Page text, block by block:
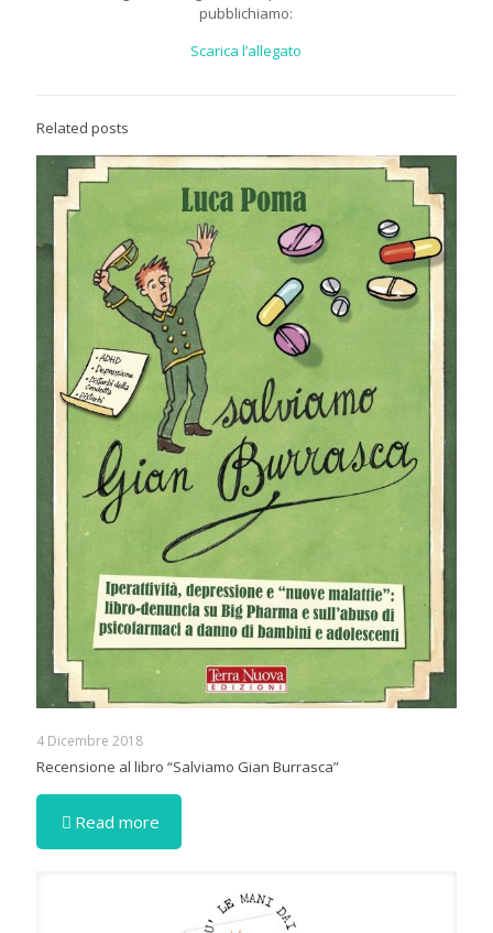
pubblichiamo:
Scarica l’allegato
Related posts
4 Dicembre 2018
Recensione al libro “Salviamo Gian Burrasca”
Read more